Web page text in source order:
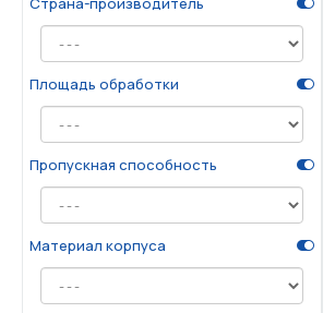
Площадь обработки
Пропускная способность
Материал корпуса